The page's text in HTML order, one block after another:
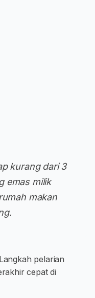
kurang dari 3
emas milik
makan
pelarian
cepat di